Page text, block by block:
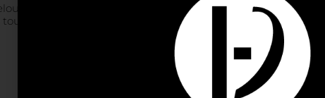
du caramel et des fruits secs se mêle à la noisette
touche d’amertume équilibre parfaitement l’alcool. Une